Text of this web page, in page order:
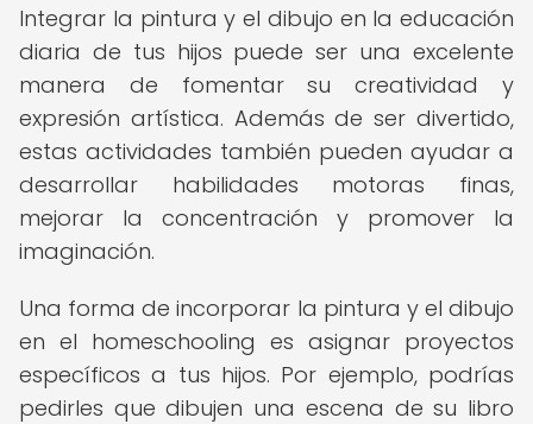
Integrar la pintura y el dibujo en la educación
diaria de tus hijos puede ser una excelente
manera de fomentar su creatividad y
expresión artística. Además de ser divertido,
estas actividades también pueden ayudar a
desarrollar habilidades motoras finas,
mejorar la concentración y promover la
imaginación.
Una forma de incorporar la pintura y el dibujo
en el homeschooling es asignar proyectos
específicos a tus hijos. Por ejemplo, podrías
pedirles que dibujen una escena de su libro